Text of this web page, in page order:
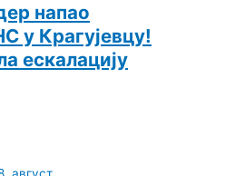
напао
у Крагујевцу!
ескалацију